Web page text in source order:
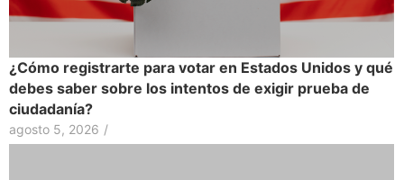
¿Cómo registrarte para votar en Estados Unidos y qué
debes saber sobre los intentos de exigir prueba de
ciudadanía?
agosto 5, 2026 /